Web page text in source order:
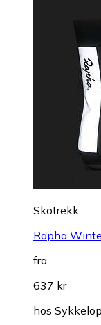
Skotrekk
Rapha
fra
637 kr
hos